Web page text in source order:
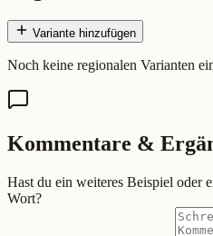
Variante hinzufügen
Noch keine regionalen Varianten
Kommentare &
Hast du ein weiteres Beispiel oder
Wort?